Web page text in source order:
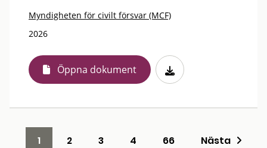
Myndigheten för civilt försvar (MCF)
2026
Öppna dokument
1 2 3 4 66 Nästa